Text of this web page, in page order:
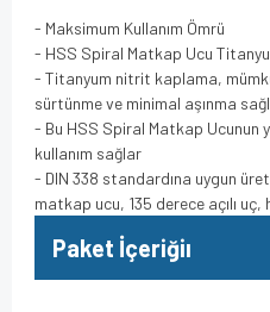
- Maksimum Kullanım Ömrü
- HSS Spiral Matkap Ucu
- Titanyum nitrit kaplama,
sürtünme ve minimal aşınma
- Bu HSS Spiral Matkap Ucunun
kullanım sağlar
- DIN 338 standardına uygun
matkap ucu, 135 derece açılı uç,
Paket İçeriğiı